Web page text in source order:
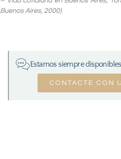
Buenos Aires, 2000)
Estamos siempre
CONTACTE CON